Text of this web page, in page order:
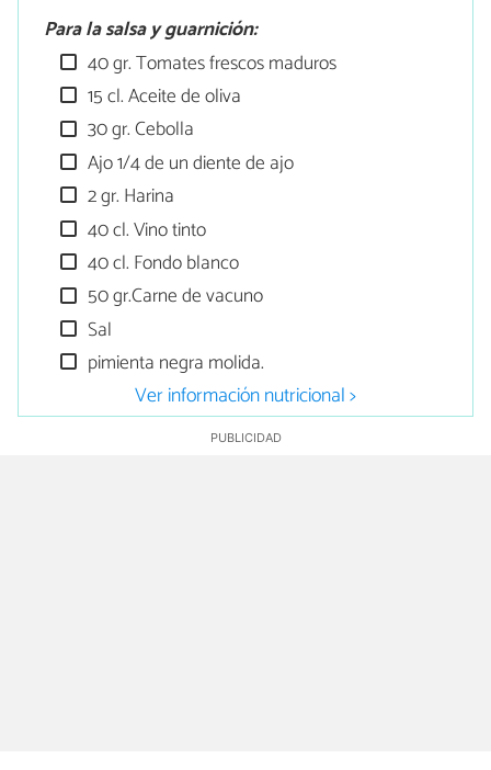
Para la salsa y guarnición:
40 gr. Tomates frescos maduros
15 cl. Aceite de oliva
30 gr. Cebolla
Ajo 1/4 de un diente de ajo
2 gr. Harina
40 cl. Vino tinto
40 cl. Fondo blanco
50 gr.Carne de vacuno
Sal
pimienta negra molida.
Ver información nutricional >